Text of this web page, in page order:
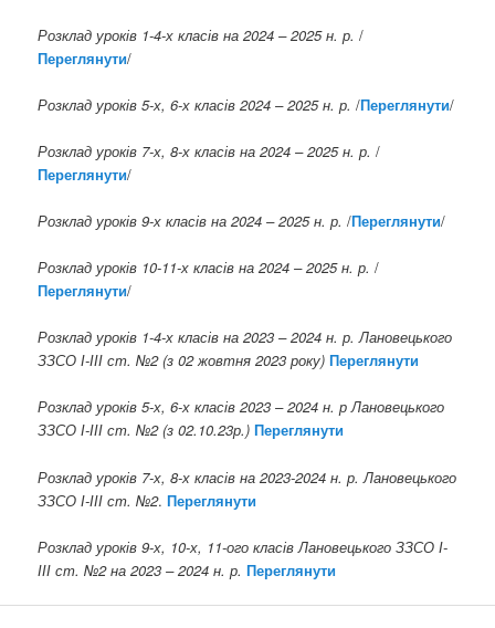
Розклад уроків 1-4-х класів на 2024 – 2025 н. р./
Переглянути/
Розклад уроків 5-х, 6-х класів2024 – 2025 н. р. /Переглянути/
Розклад уроків 7-х, 8-х класів на2024 – 2025 н. р. /
Переглянути/
Розклад уроків 9-х класів на2024 – 2025 н. р. /Переглянути/
Розклад уроків 10-11-х класів на2024 – 2025 н. р. /
Переглянути/
Розклад уроків 1-4-х класів на 2023 – 2024 н. р.Лановецького
ЗЗСО І-ІІІ ст. №2 (з 02 жовтня 2023 року) Переглянути
Розклад уроків 5-х, 6-х класів 2023 – 2024 н. р Лановецького
ЗЗСО І-ІІІ ст. №2 (з 02.10.23р.) Переглянути
Розклад уроків 7-х, 8-х класів на 2023-2024 н. р. Лановецького
ЗЗСО І-ІІІ ст. №2.Переглянути
Розклад уроків 9-х, 10-х, 11-ого класів Лановецького ЗЗСО І-
ІІІ ст. №2 на 2023 – 2024 н. р.Переглянути